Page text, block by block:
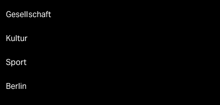
Gesellschaft
Kultur
Sport
Berlin